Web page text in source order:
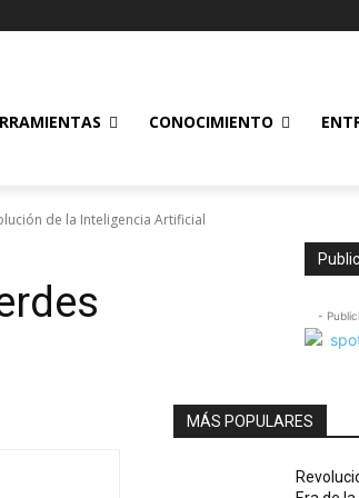
CONOCIMIENTO
de la Inteligencia Artificial
-
MÁS POPULARES